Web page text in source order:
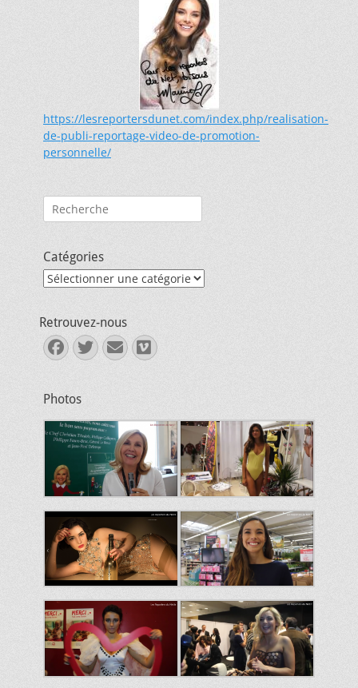
https://lesreportersdunet.com/index.php/realisation-
de-publi-reportage-video-de-promotion-
personnelle/
Rechercher :
Catégories
Catégories
Retrouvez-nous
Facebook
Twitter
E-
mail
Vimeo
Photos